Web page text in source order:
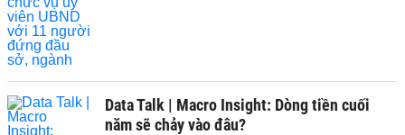
Data Talk | Macro Insight: Dòng tiền cuối
năm sẽ chảy vào đâu?